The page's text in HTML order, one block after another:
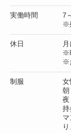
実働時間
7
※
休日
※
※
制服
女
持
り